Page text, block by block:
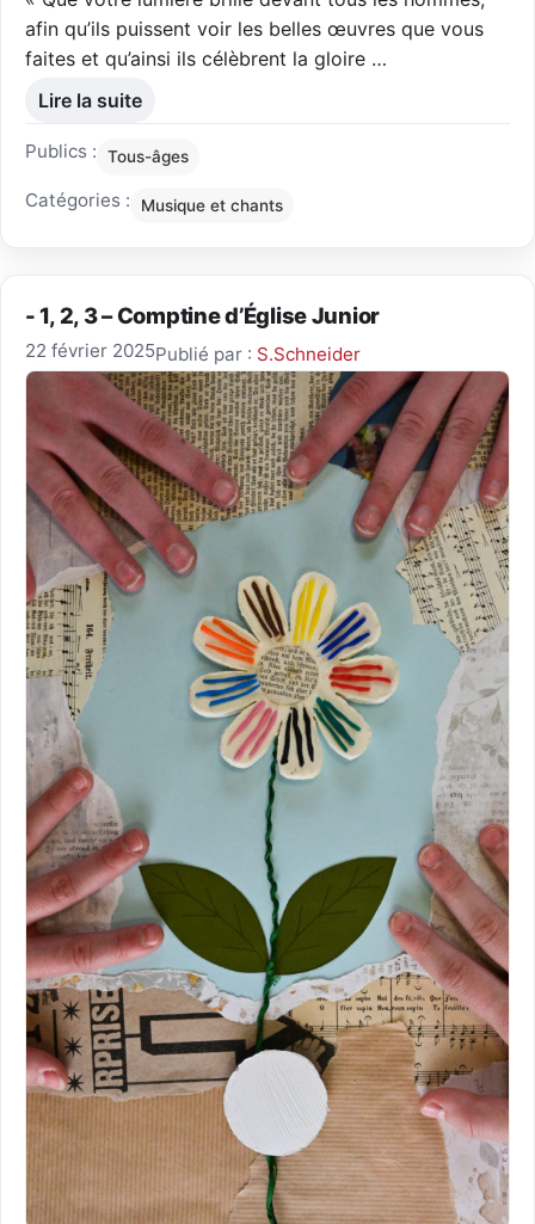
afin qu’ils puissent voir les belles œuvres que vous
faites et qu’ainsi ils célèbrent la gloire …
Lire la suite
Publics : Tous-âges
Catégories : Musique et chants
- 1, 2, 3 – Comptine d’Église Junior
22 février 2025Publié par : S.Schneider